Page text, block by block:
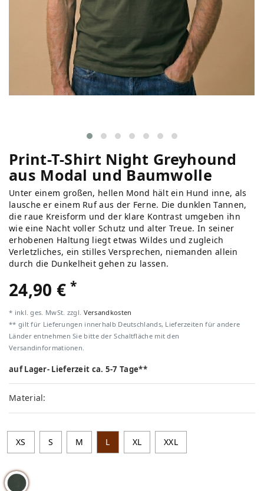
Print-T-Shirt Night Greyhound
aus Modal und Baumwolle
Unter einem großen, hellen Mond hält ein Hund inne, als
lausche er einem Ruf aus der Ferne. Die dunklen Tannen,
die raue Kreisform und der klare Kontrast umgeben ihn
wie eine Nacht voller Schutz und alter Treue. In seiner
erhobenen Haltung liegt etwas Wildes und zugleich
Verletzliches, ein stilles Versprechen, niemanden allein
durch die Dunkelheit gehen zu lassen.
24,90 €*
* inkl. ges. MwSt. zzgl. Versandkosten
** gilt für Lieferungen innerhalb Deutschlands, Lieferzeiten für andere
Länder entnehmen Sie bitte der Schaltfläche mit den
Versandinformationen.
auf Lager- Lieferzeit ca. 5-7 Tage**
Material:
XS S M L XL XXL